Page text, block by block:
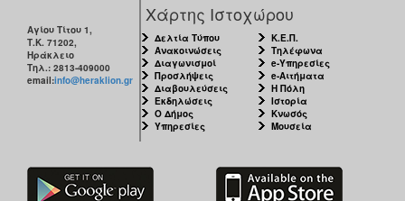
Αγίου Τίτου 1,
Τ.Κ. 71202,
Ηράκλειο
Τηλ.: 2813-409000
email:info@heraklion.gr
Χάρτης Ιστοχώρου
Δελτία Τύπου
Ανακοινώσεις
Διαγωνισμοί
Προσλήψεις
Διαβουλεύσεις
Εκδηλώσεις
Ο Δήμος
Υπηρεσίες
Κ.Ε.Π.
Τηλέφωνα
e-Υπηρεσίες
e-Αιτήματα
Η Πόλη
Ιστορία
Κνωσός
Μουσεία